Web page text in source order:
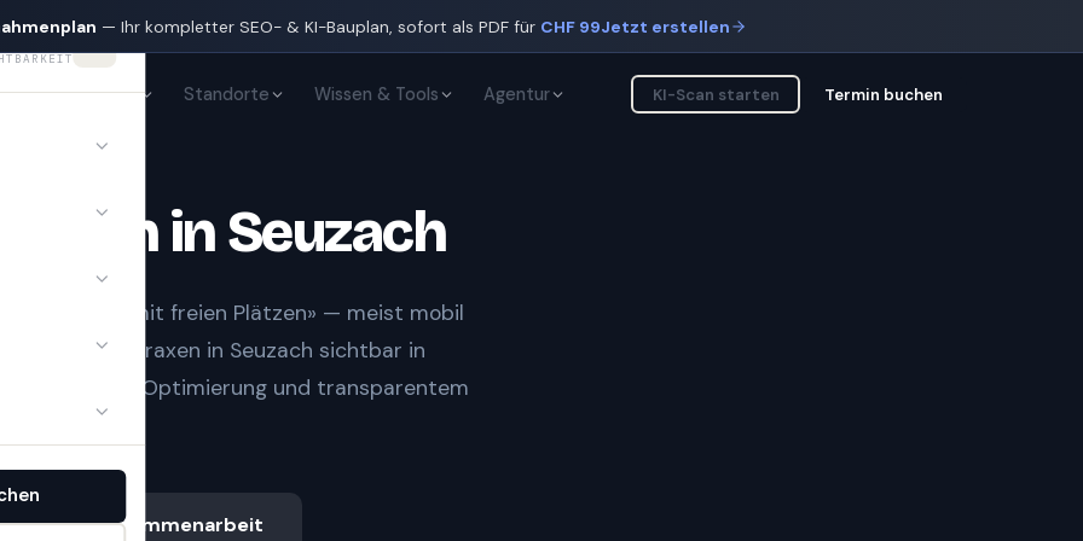
— Ihr kompletter SEO- & KI-Bauplan, sofort als PDF für CHF 99Jetzt erstellen
KI-Sichtbarkeit Standorte Wissen & Tools Agentur KI-Scan starten Termin buchen
inSeuzach
und «Arzt mit freien Plätzen» — meist mobil
Ärzte & Praxen in Seuzach sichtbar in
lokaler Optimierung und transparentem
Ablauf & Zusammenarbeit